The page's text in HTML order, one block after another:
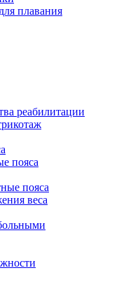
плавания
реабилитации
пояса
пояса
веса